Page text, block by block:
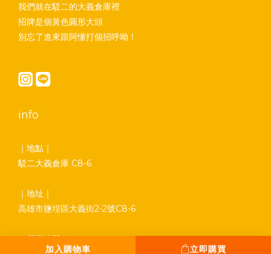
加入購物車 立即購買
我們就在駁二的大義倉庫裡
招牌是個黃色圓形大頭
別忘了進來跟阿懂打個招呼呦！
info
｜地點｜
駁二大義倉庫 C8-6
｜地址｜
高雄市鹽埕區大義街2-2號C8-6
｜營業時間｜